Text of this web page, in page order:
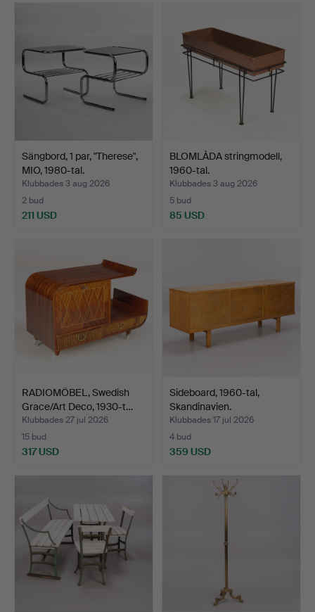
Sängbord, 1 par, "Therese",
MIO, 1980-tal.
Klubbades 3 aug 2026
2 bud
211 USD
BLOMLÅDA stringmodell,
1960-tal.
Klubbades 3 aug 2026
5 bud
85 USD
RADIOMÖBEL, Swedish
Grace/Art Deco, 1930-t…
Klubbades 27 jul 2026
15 bud
317 USD
Sideboard, 1960-tal,
Skandinavien.
Klubbades 17 jul 2026
4 bud
359 USD